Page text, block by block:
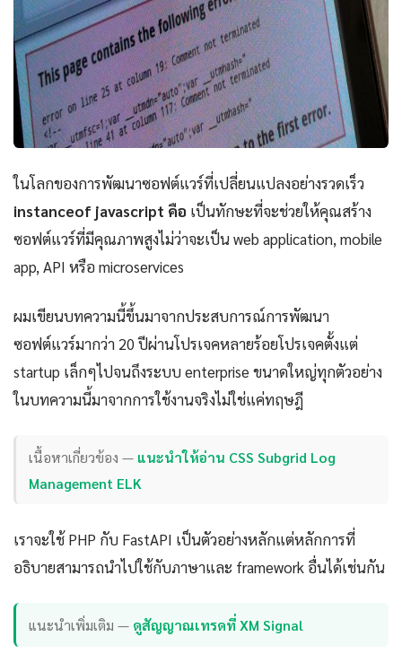
ในโลกของการพัฒนาซอฟต์แวร์ที่เปลี่ยนแปลงอย่างรวดเร็ว
instanceof javascript คือ เป็นทักษะที่จะช่วยให้คุณสร้าง
ซอฟต์แวร์ที่มีคุณภาพสูงไม่ว่าจะเป็น web application, mobile
app, API หรือ microservices
ผมเขียนบทความนี้ขึ้นมาจากประสบการณ์การพัฒนา
ซอฟต์แวร์มากว่า 20 ปีผ่านโปรเจคหลายร้อยโปรเจคตั้งแต่
startup เล็กๆไปจนถึงระบบ enterprise ขนาดใหญ่ทุกตัวอย่าง
ในบทความนี้มาจากการใช้งานจริงไม่ใช่แค่ทฤษฎี
เนื้อหาเกี่ยวข้อง — แนะนำให้อ่าน CSS Subgrid Log
Management ELK
เราจะใช้ PHP กับ FastAPI เป็นตัวอย่างหลักแต่หลักการที่
อธิบายสามารถนำไปใช้กับภาษาและ framework อื่นได้เช่นกัน
แนะนำเพิ่มเติม — ดูสัญญาณเทรดที่ XM Signal